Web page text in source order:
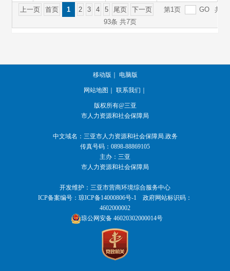
移动版 电脑版
网站地图 联系我们
版权所有@三亚
市人力资源和社会保障局
中文域名：三亚市人力资源和社会保障局.政务
传真号码：0898-88869105
主办：三亚
市人力资源和社会保障局
开发维护：三亚市营商环境综合服务中心
ICP备案编号： 琼ICP备14000806号-1
政府网站标识码：
4602000002
琼公网安备 46020302000014号